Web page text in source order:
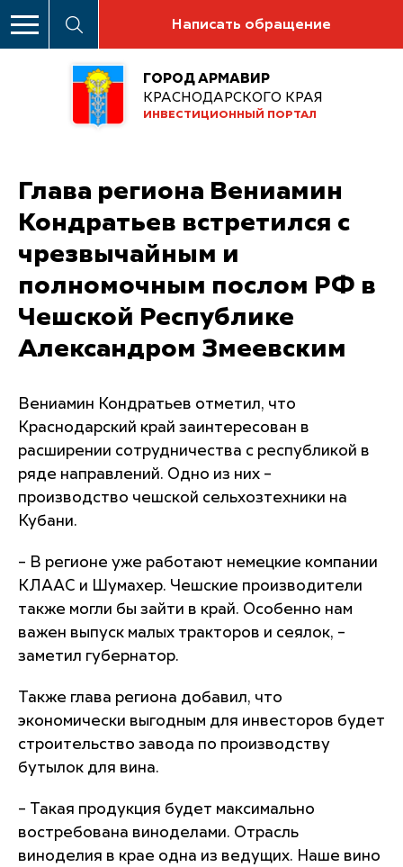
Написать обращение
ГОРОД АРМАВИР
КРАСНОДАРСКОГО КРАЯ
ИНВЕСТИЦИОННЫЙ ПОРТАЛ
Глава региона Вениамин
Кондратьев встретился с
чрезвычайным и
полномочным послом РФ в
Чешской Республике
Александром Змеевским
Вениамин Кондратьев отметил, что
Краснодарский край заинтересован в
расширении сотрудничества с республикой в
ряде направлений. Одно из них –
производство чешской сельхозтехники на
Кубани.
– В регионе уже работают немецкие компании
КЛААС и Шумахер. Чешские производители
также могли бы зайти в край. Особенно нам
важен выпуск малых тракторов и сеялок, –
заметил губернатор.
Также глава региона добавил, что
экономически выгодным для инвесторов будет
строительство завода по производству
бутылок для вина.
– Такая продукция будет максимально
востребована виноделами. Отрасль
виноделия в крае одна из ведущих. Наше вино